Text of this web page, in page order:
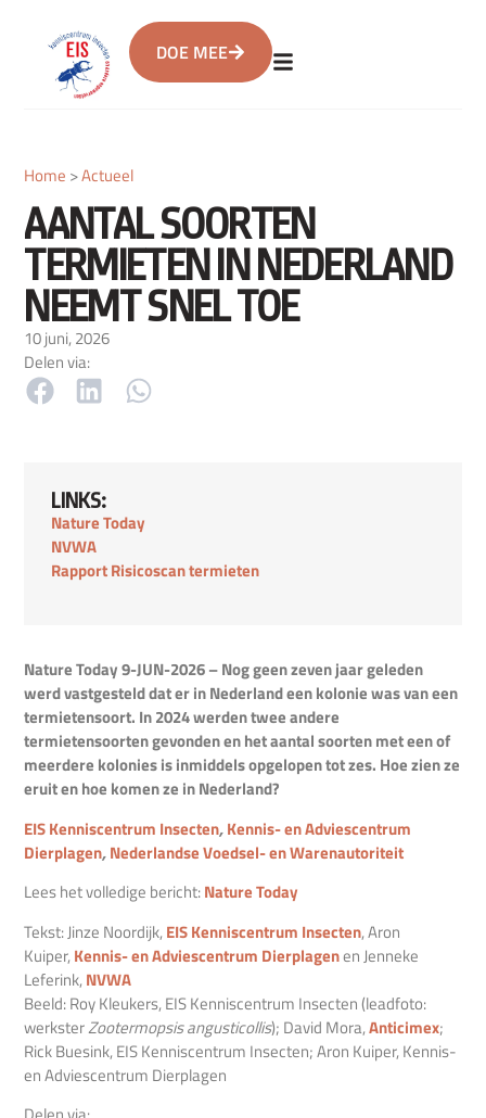
DOE MEE
Home >Actueel
AANTAL SOORTEN
TERMIETEN IN NEDERLAND
NEEMT SNEL TOE
10 juni, 2026
Delen via:
LINKS:
Nature Today
NVWA
Rapport Risicoscan termieten
Nature Today 9-JUN-2026 – Nog geen zeven jaar geleden
werd vastgesteld dat er in Nederland een kolonie was van een
termietensoort. In 2024 werden twee andere
termietensoorten gevonden en het aantal soorten met een of
meerdere kolonies is inmiddels opgelopen tot zes. Hoe zien ze
eruit en hoe komen ze in Nederland?
EIS Kenniscentrum Insecten,Kennis- en Adviescentrum
Dierplagen,Nederlandse Voedsel- en Warenautoriteit
Lees het volledige bericht:Nature Today
Tekst: Jinze Noordijk,EIS Kenniscentrum Insecten, Aron
Kuiper,Kennis- en Adviescentrum Dierplagenen Jenneke
Leferink,NVWA
Beeld: Roy Kleukers, EIS Kenniscentrum Insecten (leadfoto:
werksterZootermopsis angusticollis); David Mora,Anticimex;
Rick Buesink, EIS Kenniscentrum Insecten; Aron Kuiper, Kennis-
en Adviescentrum Dierplagen